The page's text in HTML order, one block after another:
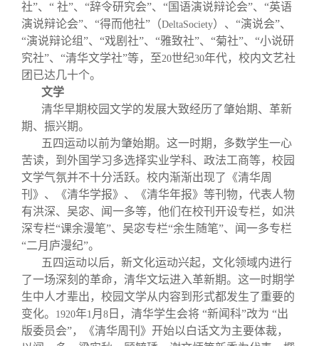
三创大赛
会长致辞
理事会名单
制度法规
联系我们
社”、“ 社”、“辞令研究会”、“国语演说辩论会”、“英语
演说辩论会”、“得而他社”（DeltaSociety）、“演说会”、
“演说辩论组”、“戏剧社”、“雅致社”、“菊社”、“小说研
究社”、“清华文学社”等，至20世纪30年代，校内文艺社
团已达几十个。
文学
清华早期校园文学的发展大致经历了肇始期、革新
期、振兴期。
五四运动以前为肇始期。这一时期，多数学生一心
苦读，到外国学习多选择实业学科、政法工商等，校园
文学气氛并不十分活跃。校内渐渐出现了《清华周
刊》、《清华学报》、《清华年报》等刊物，代表人物
有洪深、吴宓、闻一多等，他们在校刊开设专栏，如洪
深专栏“课余漫笔”、吴宓专栏“余生随笔”、闻一多专栏
“二月庐漫纪”。
五四运动以后，新文化运动兴起，文化领域内进行
了一场深刻的革命，清华文坛进入革新期。这一时期学
生中人才辈出，校园文学从内容到形式都发生了重要的
变化。
1920年1 月 8 日，清华学生会将 “新闻科”改为 “出
版委员会”，《清华周刊》开始以白话文为主要体裁，